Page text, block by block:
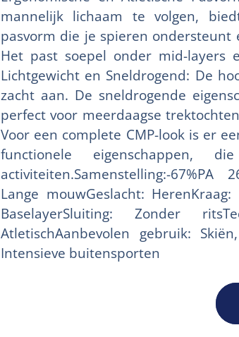
mannelijk lichaam te volgen,
pasvorm die je spieren ondersteunt
Het past soepel onder mid-layers
Lichtgewicht en Sneldrogend: De
zacht aan. De sneldrogende
perfect voor meerdaagse
Voor een complete CMP-look is er
functionele eigenschappen,
activiteiten.Samenstelling:-67%PA
Lange mouwGeslacht:
BaselayerSluiting: Zonder
AtletischAanbevolen gebruik:
Intensieve buitensporten